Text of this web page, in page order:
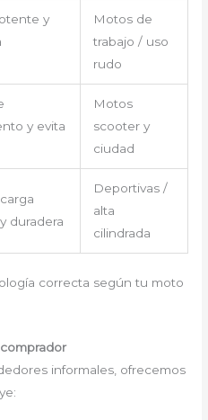
y
Motos de
trabajo / uso
rudo
y evita
Motos
scooter y
ciudad
duradera
Deportivas /
alta
cilindrada
correcta según tu moto
informales, ofrecemos